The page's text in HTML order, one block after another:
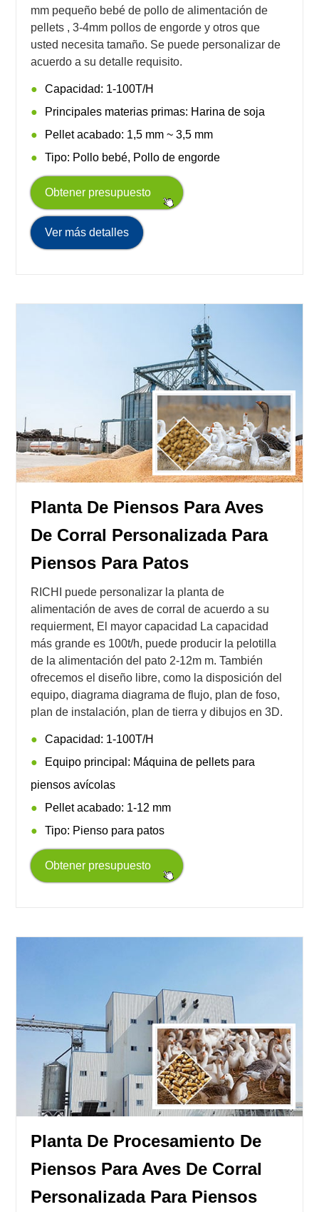
mm pequeño bebé de pollo de alimentación de
pellets , 3-4mm pollos de engorde y otros que
usted necesita tamaño. Se puede personalizar de
acuerdo a su detalle requisito.
Capacidad: 1-100T/H
Principales materias primas: Harina de soja
Pellet acabado: 1,5 mm ~ 3,5 mm
Tipo: Pollo bebé, Pollo de engorde
Obtener presupuesto
Ver más detalles
Planta De Piensos Para Aves
De Corral Personalizada Para
Piensos Para Patos
RICHI puede personalizar la planta de
alimentación de aves de corral de acuerdo a su
requierment, El mayor capacidad La capacidad
más grande es 100t/h, puede producir la pelotilla
de la alimentación del pato 2-12m m. También
ofrecemos el diseño libre, como la disposición del
equipo, diagrama diagrama de flujo, plan de foso,
plan de instalación, plan de tierra y dibujos en 3D.
Capacidad: 1-100T/H
Equipo principal: Máquina de pellets para
piensos avícolas
Pellet acabado: 1-12 mm
Tipo: Pienso para patos
Obtener presupuesto
Planta De Procesamiento De
Piensos Para Aves De Corral
Personalizada Para Piensos